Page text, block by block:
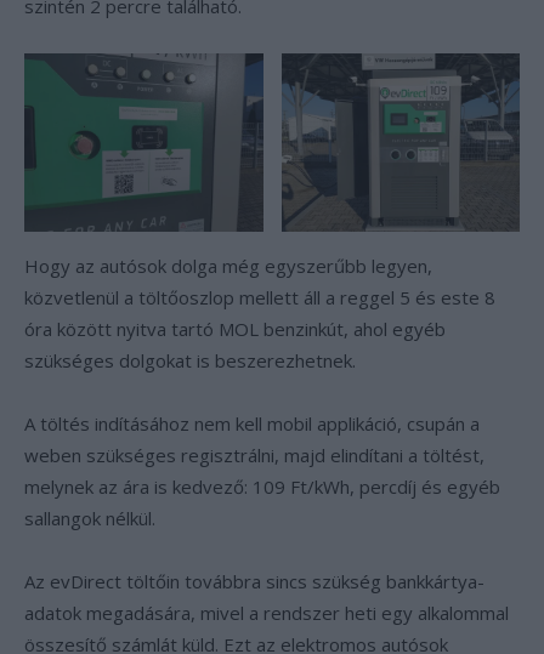
szintén 2 percre található.
Hogy az autósok dolga még egyszerűbb legyen,
közvetlenül a töltőoszlop mellett áll a reggel 5 és este 8
óra között nyitva tartó MOL benzinkút, ahol egyéb
szükséges dolgokat is beszerezhetnek.
A töltés indításához nem kell mobil applikáció, csupán a
weben szükséges regisztrálni, majd elindítani a töltést,
melynek az ára is kedvező: 109 Ft/kWh, percdíj és egyéb
sallangok nélkül.
Az evDirect töltőin továbbra sincs szükség bankkártya-
adatok megadására, mivel a rendszer heti egy alkalommal
összesítő számlát küld. Ezt az elektromos autósok